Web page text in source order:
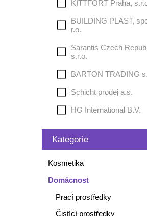
KITTFORT Praha,
BUILDING PLAST,
r.o.
Sarantis Czech
s.r.o.
BARTON TRADING
Schicht prodej a.s.
HG International B.V.
Kategorie
Kosmetika
Domácnost
Prací prostředky
Čistící prostředky